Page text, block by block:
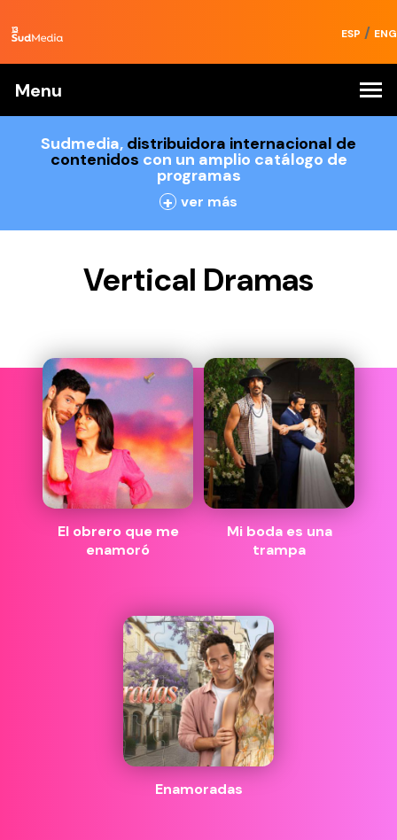
ESP / ENG
Menu
Sudmedia, distribuidora internacional de
contenidos con un amplio catálogo de
programas
+ ver más
Vertical Dramas
El obrero que me
enamoró
Mi boda es una
trampa
Enamoradas